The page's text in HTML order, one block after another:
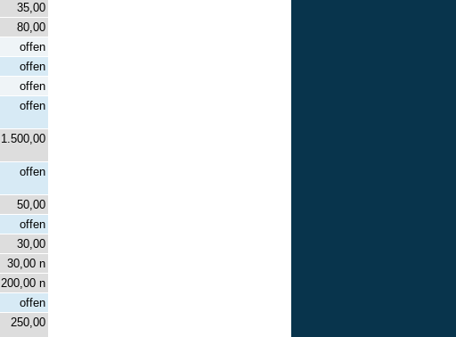
35,00
80,00
offen
offen
offen
offen
1.500,00
offen
50,00
offen
30,00
30,00 n
200,00 n
offen
250,00